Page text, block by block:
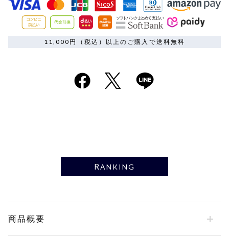
11,000円（税込）以上のご購入で送料無料
RANKING
商品概要